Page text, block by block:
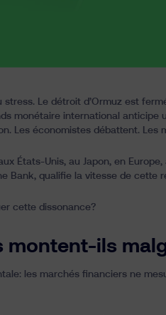
stress. Le détroit d’Ormuz est
monétaire international
Les économistes débattent. Les
États-Unis, au Japon, en
Bank, qualifie la vitesse de cette
cette dissonance?
montent-ils
les marchés financiers ne